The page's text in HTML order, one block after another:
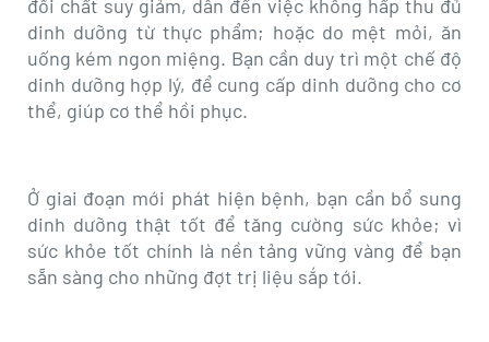
đổi chất suy giảm, dẫn đến việc không hấp thu đủ
dinh dưỡng từ thực phẩm; hoặc do mệt mỏi, ăn
uống kém ngon miệng. Bạn cần duy trì một chế độ
dinh dưỡng hợp lý, để cung cấp dinh dưỡng cho cơ
thể, giúp cơ thể hồi phục.
Ở giai đoạn mới phát hiện bệnh, bạn cần bổ sung
dinh dưỡng thật tốt để tăng cường sức khỏe; vì
sức khỏe tốt chính là nền tảng vững vàng để bạn
sẵn sàng cho những đợt trị liệu sắp tới.